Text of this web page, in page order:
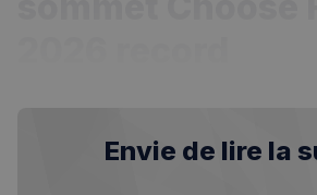
Envie de lire la